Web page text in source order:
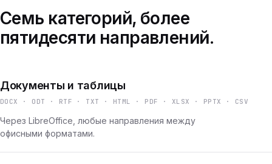
Семь категорий, более
пятидесяти направлений.
Документы и таблицы
DOCX · ODT · RTF · TXT · HTML · PDF · XLSX · PPTX · CSV
Через LibreOffice, любые направления между
офисными форматами.